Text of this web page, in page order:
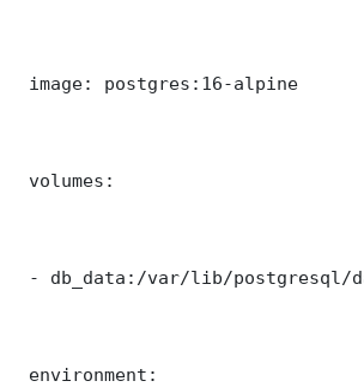
image: postgres:16-alpine
volumes:
- db_data:/var/lib/postgresql/
environment: